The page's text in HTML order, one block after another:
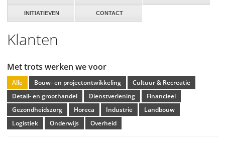
Klanten
Met trots werken we voor
Alle Bouw- en projectontwikkeling
Cultuur & Recreatie
Detail- en groothandel
Dienstverlening
Financieel
Gezondheidszorg
Horeca Industrie
Landbouw
Logistiek
Onderwijs Overheid
INITIATIEVEN CONTACT